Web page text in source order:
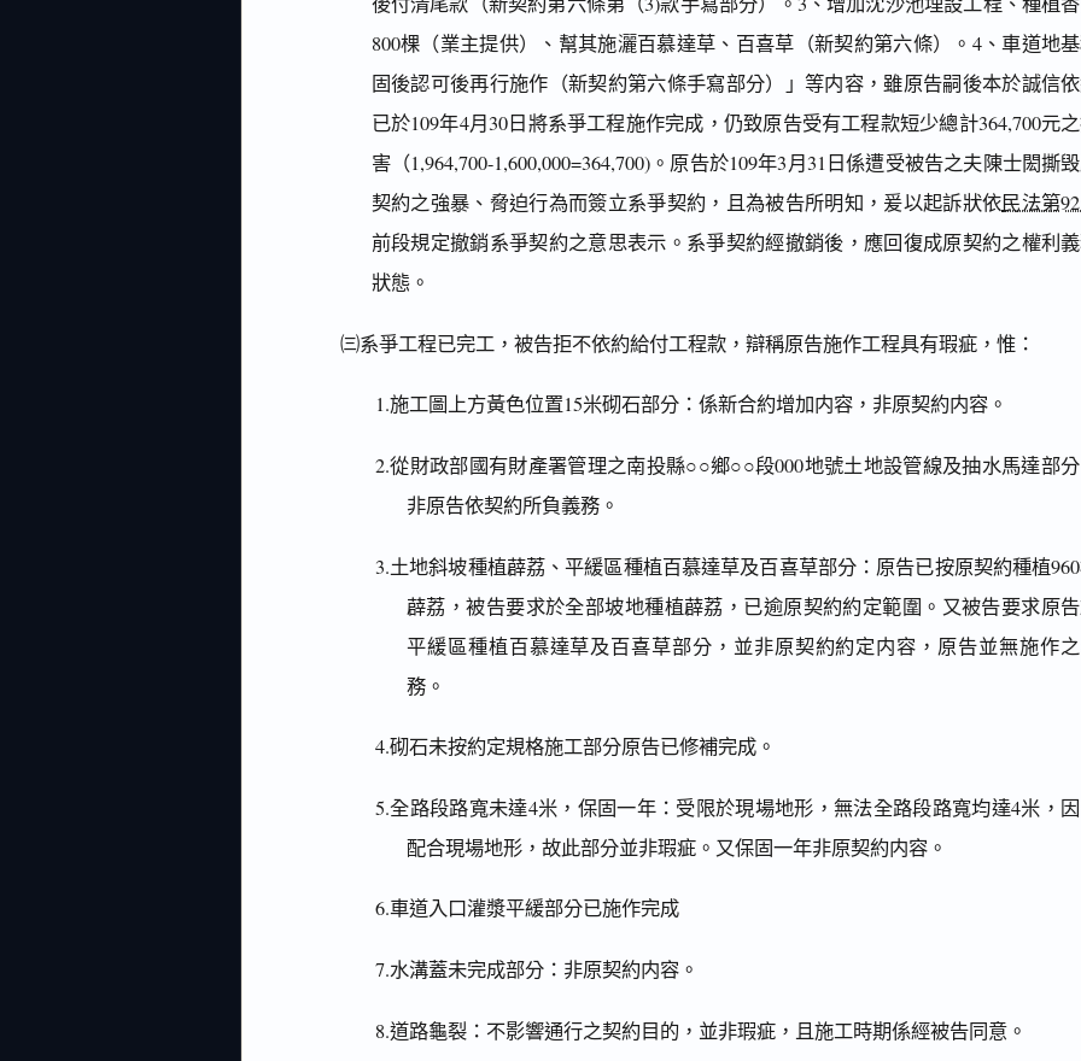
800棵（業主提供）、幫其施灑百慕達草、百喜草（新契約第六條）。4、車道地
固後認可後再行施作（新契約第六條手寫部分）」等内容，雖原告嗣後本於誠信
已於109年4月30日將系爭工程施作完成，仍致原告受有工程款短少總計364,700元
害（1,964,700-1,600,000=364,700)。原告於109年3月31日係遭受被告之夫陳士閎撕
契約之強暴、脅迫行為而簽立系爭契約，且為被告所明知，爰以起訴狀依民法第
前段規定撤銷系爭契約之意思表示。系爭契約經撤銷後，應回復成原契約之權利
狀態。
㈢系爭工程已完工，被告拒不依約給付工程款，辯稱原告施作工程具有瑕疵，惟：
1.施工圖上方黃色位置15米砌石部分：係新合約增加内容，非原契約内容。
2.從財政部國有財產署管理之南投縣○○鄉○○段000地號土地設管線及抽水馬達部分
非原告依契約所負義務。
3.土地斜坡種植薜荔、平緩區種植百慕達草及百喜草部分：原告已按原契約種植
薜荔，被告要求於全部坡地種植薜荔，已逾原契約約定範圍。又被告要求原
平緩區種植百慕達草及百喜草部分，並非原契約約定内容，原告並無施作
務。
4.砌石未按約定規格施工部分原告已修補完成。
5.全路段路寬未達4米，保固一年：受限於現場地形，無法全路段路寬均達4米，
配合現場地形，故此部分並非瑕疵。又保固一年非原契約内容。
6.車道入口灌漿平緩部分已施作完成
7.水溝蓋未完成部分：非原契約内容。
8.道路龜裂：不影響通行之契約目的，並非瑕疵，且施工時期係經被告同意。